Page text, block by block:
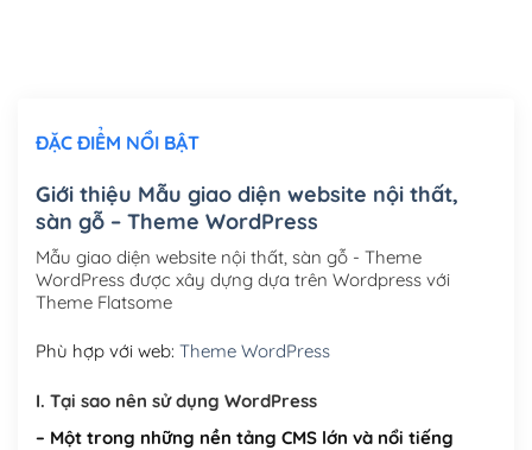
Mua thêm Host + Tên miền
Tên miền quốc tế .com .net .org (1 năm)
(+300,000₫)
Tên miền Việt Nam .vn (1 năm)
Hosting 2GB SSD (1 năm)(+450,000₫)
Hosting 5GB SSD (1 năm)
Hosting 8GB SSD (1 năm) (+950,000₫)
ĐẶC ĐIỂM NỔI BẬT
Giới thiệu Mẫu giao diện website nội thất,
sàn gỗ – Theme WordPress
Mẫu giao diện website nội thất, sàn gỗ - Theme
WordPress được xây dựng dựa trên Wordpress với
Theme Flatsome
Phù hợp với web: Theme WordPress
I. Tại sao nên sử dụng WordPress
– Một trong những nền tảng CMS lớn và nổi tiếng